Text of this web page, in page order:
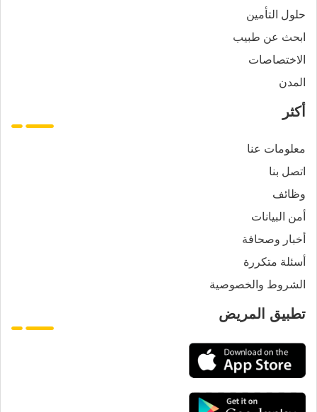
حلول التأمين
ابحث عن طبيب
الاختصاصات
المدن
أكثر
معلومات عنا
اتصل بنا
وظائف
أمن البيانات
أخبار وصحافة
أسئلة متكررة
الشروط والخصوصية
تطبيق المريض